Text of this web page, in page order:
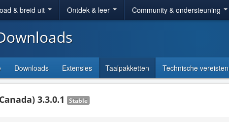
& breid uit Ontdek & leer Community & ondersteuning
Downloads Extensies Taalpakketten Technische vereisten
3.3.0.1 Stable